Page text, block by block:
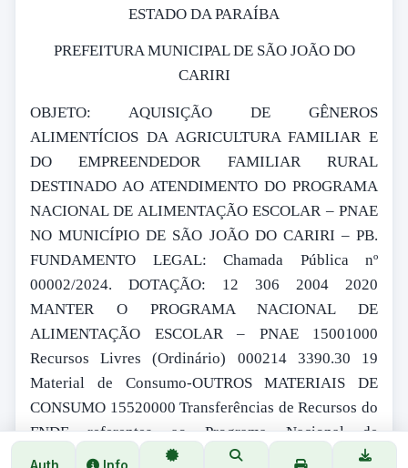
ESTADO DA PARAÍBA
PREFEITURA MUNICIPAL DE SÃO JOÃO DO
CARIRI
OBJETO: AQUISIÇÃO DE GÊNEROS
ALIMENTÍCIOS DA AGRICULTURA FAMILIAR E
DO EMPREENDEDOR FAMILIAR RURAL
DESTINADO AO ATENDIMENTO DO PROGRAMA
NACIONAL DE ALIMENTAÇÃO ESCOLAR – PNAE
NO MUNICÍPIO DE SÃO JOÃO DO CARIRI – PB.
FUNDAMENTO LEGAL: Chamada Pública nº
00002/2024. DOTAÇÃO: 12 306 2004 2020
MANTER O PROGRAMA NACIONAL DE
ALIMENTAÇÃO ESCOLAR – PNAE 15001000
Recursos Livres (Ordinário) 000214 3390.30 19
Material de Consumo-OUTROS MATERIAIS DE
CONSUMO 15520000 Transferências de Recursos do
FNDE referentes ao Programa Nacional de
Alimentação Escolar (PNAE) 000215 3390.30 19
Auth Info